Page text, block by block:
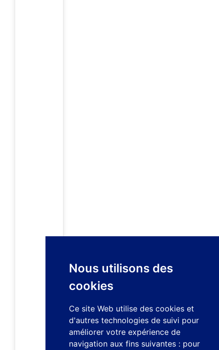
Nous utilisons des
cookies
Ce site Web utilise des cookies et
d'autres technologies de suivi pour
améliorer votre expérience de
navigation aux fins suivantes : pour